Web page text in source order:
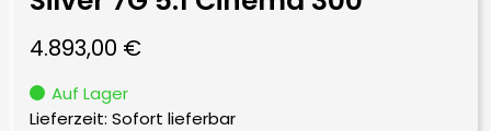
4.893,00 €
Auf Lager
Lieferzeit: Sofort lieferbar